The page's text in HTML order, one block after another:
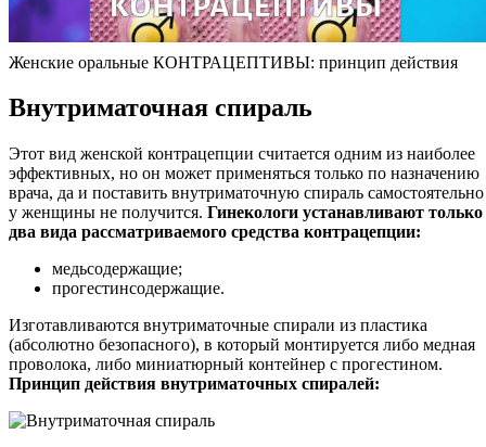
Женские оральные КОНТРАЦЕПТИВЫ: принцип действия
Внутриматочная спираль
Этот вид женской контрацепции считается одним из наиболее
эффективных, но он может применяться только по назначению
врача, да и поставить внутриматочную спираль самостоятельно
у женщины не получится. Гинекологи устанавливают только
два вида рассматриваемого средства контрацепции:
медьсодержащие;
прогестинсодержащие.
Изготавливаются внутриматочные спирали из пластика
(абсолютно безопасного), в который монтируется либо медная
проволока, либо миниатюрный контейнер с прогестином.
Принцип действия внутриматочных спиралей: